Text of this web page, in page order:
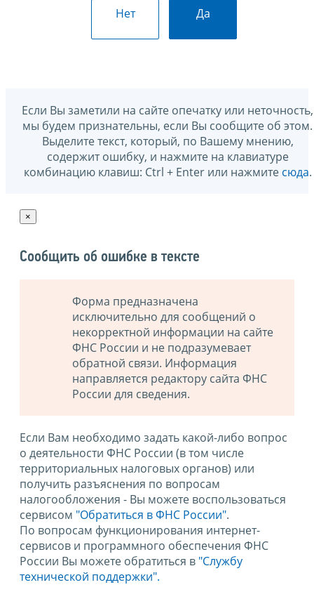
Нет Да
Если Вы заметили на сайте опечатку или неточность,
мы будем признательны, если Вы сообщите об этом.
Выделите текст, который, по Вашему мнению,
содержит ошибку, и нажмите на клавиатуре
комбинацию клавиш: Ctrl + Enter или нажмите сюда.
×
Сообщить об ошибке в тексте
Форма предназначена
исключительно для сообщений о
некорректной информации на сайте
ФНС России и не подразумевает
обратной связи. Информация
направляется редактору сайта ФНС
России для сведения.
Если Вам необходимо задать какой-либо вопрос
о деятельности ФНС России (в том числе
территориальных налоговых органов) или
получить разъяснения по вопросам
налогообложения - Вы можете воспользоваться
сервисом "Обратиться в ФНС России".
По вопросам функционирования интернет-
сервисов и программного обеспечения ФНС
России Вы можете обратиться в "Службу
технической поддержки".